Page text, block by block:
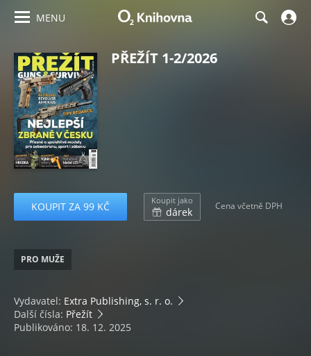
MENU
PŘEŽÍT 1-2/2026
KOUPIT ZA 99 KČ Koupit jako
dárek Cena včetně DPH
PRO MUŽE
Vydavatel: Extra Publishing, s. r. o.
Další čísla: Přežít
Publikováno: 18. 12. 2025